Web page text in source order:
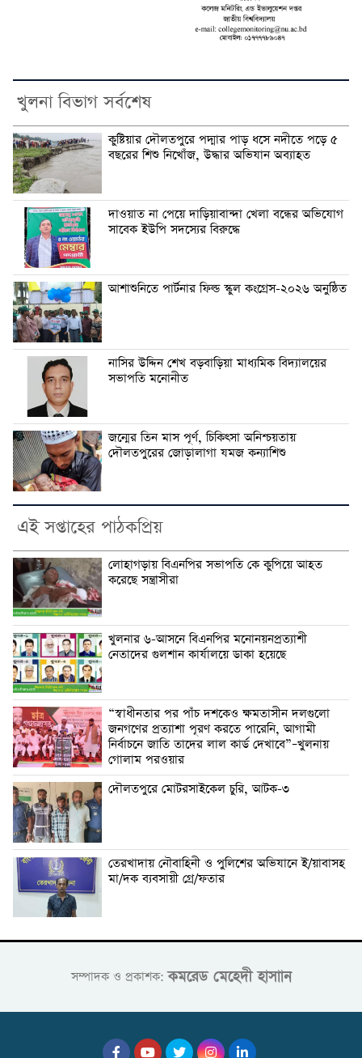
খুলনা বিভাগ সর্বশেষ
কুষ্টিয়ার দৌলতপুরে পদ্মার পাড় ধসে নদীতে পড়ে ৫
বছরের শিশু নিখোঁজ, উদ্ধার অভিযান অব্যাহত
দাওয়াত না পেয়ে দাড়িয়াবান্দা খেলা বন্ধের অভিযোগ
সাবেক ইউপি সদস্যের বিরুদ্ধে
আশাশুনিতে পার্টনার ফিল্ড স্কুল কংগ্রেস-২০২৬ অনুষ্ঠিত
নাসির উদ্দিন শেখ বড়বাড়িয়া মাধ্যমিক বিদ্যালয়ের
সভাপতি মনোনীত
জন্মের তিন মাস পূর্ণ, চিকিৎসা অনিশ্চয়তায়
দৌলতপুরের জোড়ালাগা যমজ কন্যাশিশু
এই সপ্তাহের পাঠকপ্রিয়
লোহাগড়ায় বিএনপির সভাপতি কে কুপিয়ে আহত
করেছে সন্ত্রাসীরা
খুলনার ৬-আসনে বিএনপির মনোনয়নপ্রত্যাশী
নেতাদের গুলশান কার্যালয়ে ডাকা হয়েছে
“স্বাধীনতার পর পাঁচ দশকেও ক্ষমতাসীন দলগুলো
জনগণের প্রত্যাশা পূরণ করতে পারেনি, আগামী
নির্বাচনে জাতি তাদের লাল কার্ড দেখাবে”–খুলনায়
গোলাম পরওয়ার
দৌলতপুরে মোটরসাইকেল চুরি, আটক-৩
তেরখাদায় নৌবাহিনী ও পুলিশের অভিযানে ই/য়াবাসহ
মা/দক ব্যবসায়ী গ্রে/ফতার
সম্পাদক ও প্রকাশক:কমরেড মেহেদী হাসাান